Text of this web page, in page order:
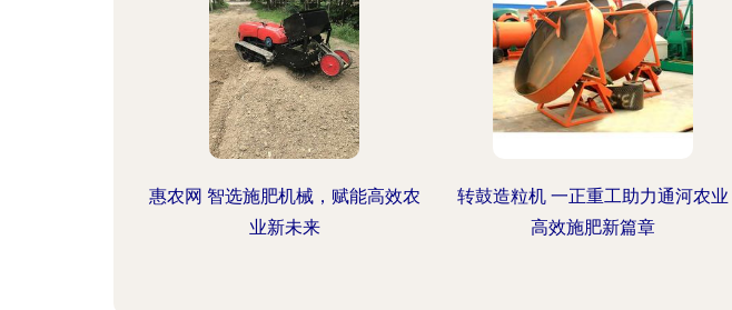
惠农网 智选施肥机械，赋能高效农
业新未来
转鼓造粒机 一正重工助力通河农业
高效施肥新篇章